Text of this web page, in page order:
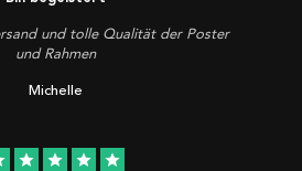
und tolle Qualität der Poster
und Rahmen
Michelle
star star star star